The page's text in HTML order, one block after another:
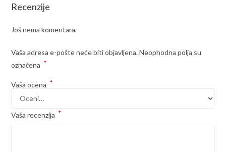
Recenzije
Još nema komentara.
Vaša adresa e-pošte neće biti objavljena. Neophodna polja su
označena *
Vaša ocena *
Vaša recenzija *